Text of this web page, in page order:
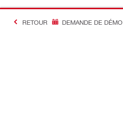
RETOUR DEMANDE DE DÉMO